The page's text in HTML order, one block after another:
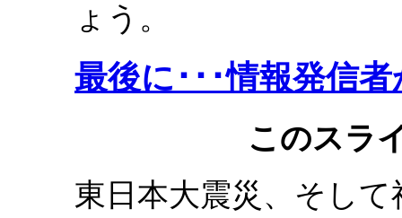
ょう。
最後に･･･情報発信
このスラ
東日本大震災、そし